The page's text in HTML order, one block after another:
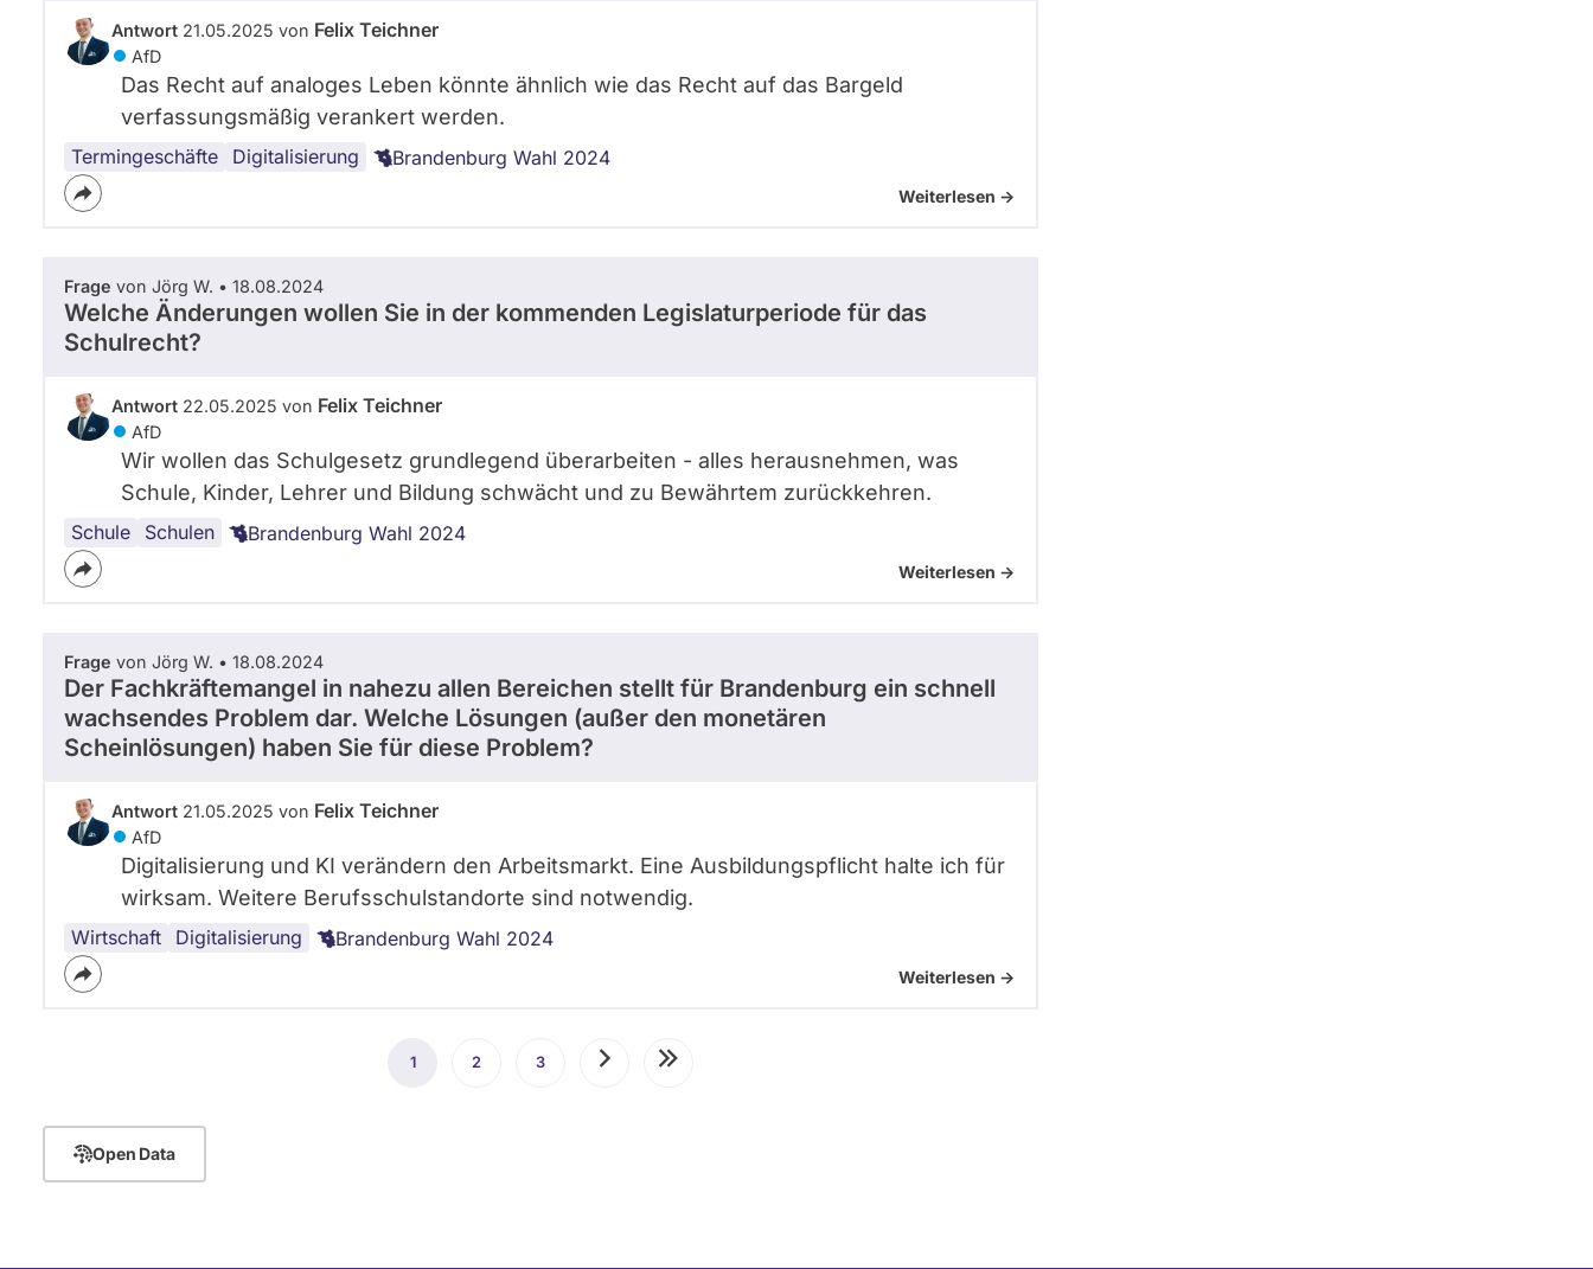
Antwort 21.05.2025 von Felix Teichner
AfD
Das Recht auf analoges Leben könnte ähnlich wie das Recht auf das Bargeld
verfassungsmäßig verankert werden.
Termingeschäfte Digitalisierung Brandenburg Wahl 2024
Weiterlesen ->
Frage von Jörg W. • 18.08.2024
Welche Änderungen wollen Sie in der kommenden Legislaturperiode für das
Schulrecht?
Antwort 22.05.2025 von Felix Teichner
AfD
Wir wollen das Schulgesetz grundlegend überarbeiten - alles herausnehmen, was
Schule, Kinder, Lehrer und Bildung schwächt und zu Bewährtem zurückkehren.
Schule Schulen Brandenburg Wahl 2024
Weiterlesen ->
Frage von Jörg W. • 18.08.2024
Der Fachkräftemangel in nahezu allen Bereichen stellt für Brandenburg ein schnell
wachsendes Problem dar. Welche Lösungen (außer den monetären
Scheinlösungen) haben Sie für diese Problem?
Antwort 21.05.2025 von Felix Teichner
AfD
Digitalisierung und KI verändern den Arbeitsmarkt. Eine Ausbildungspflicht halte ich für
wirksam. Weitere Berufsschulstandorte sind notwendig.
Wirtschaft Digitalisierung
Lehrer:innen
Fachkräfte Brandenburg Wahl 2024
Weiterlesen ->
Aktuelle
1 Seite
2 Seite
3 NächsteLetzte
Open Data